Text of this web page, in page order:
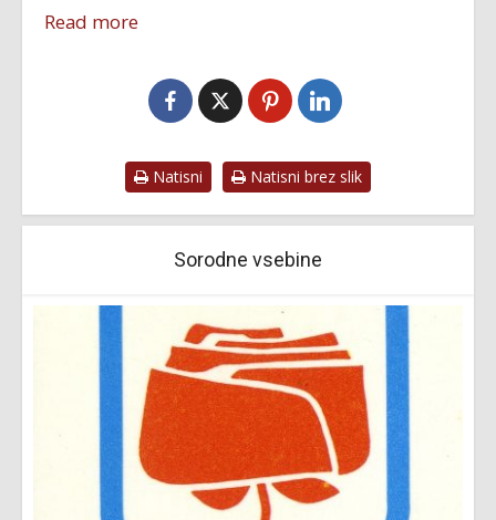
Read more
Natisni Natisni brez slik
Sorodne vsebine